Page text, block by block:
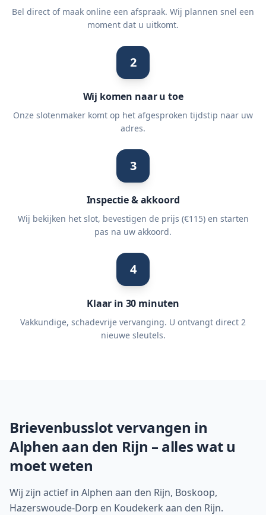
Bel direct of maak online een afspraak. Wij plannen snel een
moment dat u uitkomt.
2
Wij komen naar u toe
Onze slotenmaker komt op het afgesproken tijdstip naar uw
adres.
3
Inspectie & akkoord
Wij bekijken het slot, bevestigen de prijs (€115) en starten
pas na uw akkoord.
4
Klaar in 30 minuten
Vakkundige, schadevrije vervanging. U ontvangt direct 2
nieuwe sleutels.
Brievenbusslot vervangen in
Alphen aan den Rijn – alles wat u
moet weten
Wij zijn actief in Alphen aan den Rijn, Boskoop,
Hazerswoude-Dorp en Koudekerk aan den Rijn.